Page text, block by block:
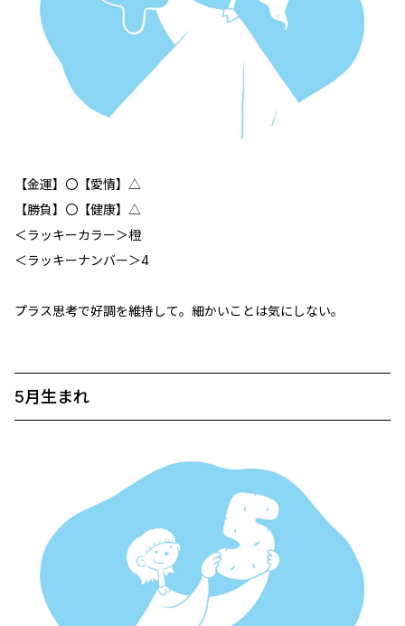
【金運】〇【愛情】△
【勝負】〇【健康】△
＜ラッキーカラー＞橙
＜ラッキーナンバー＞4
プラス思考で好調を維持して。細かいことは気にしない。
5月生まれ